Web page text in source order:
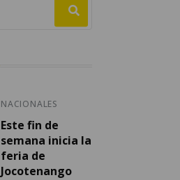
NACIONALES
Este fin de
semana inicia la
feria de
Jocotenango